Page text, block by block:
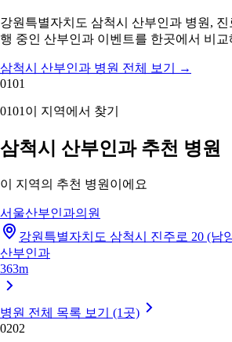
강원특별자치도 삼척시 산부인과 병원,
행 중인 산부인과 이벤트를 한곳에서 비
삼척시 산부인과 병원 전체 보기
→
0101
0101 이 지역에서 찾기
삼척시 산부인과 추천 병원
이 지역의 추천 병원이에요
서울산부인과의원
강원특별자치도 삼척시 진주로 20 (남
산부인과
363m
병원 전체 목록 보기 (1곳)
0202